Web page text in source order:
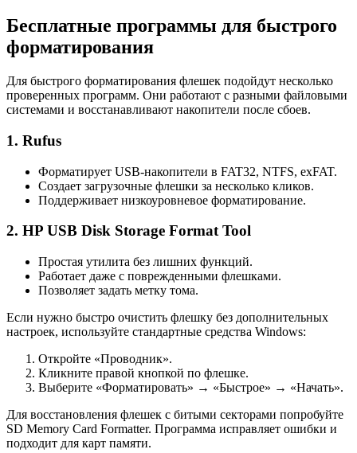
Бесплатные программы для быстрого
форматирования
Для быстрого форматирования флешек подойдут несколько
проверенных программ. Они работают с разными файловыми
системами и восстанавливают накопители после сбоев.
1. Rufus
Форматирует USB-накопители в FAT32, NTFS, exFAT.
Создает загрузочные флешки за несколько кликов.
Поддерживает низкоуровневое форматирование.
2. HP USB Disk Storage Format Tool
Простая утилита без лишних функций.
Работает даже с поврежденными флешками.
Позволяет задать метку тома.
Если нужно быстро очистить флешку без дополнительных
настроек, используйте стандартные средства Windows:
Откройте «Проводник».
Кликните правой кнопкой по флешке.
Выберите «Форматировать» → «Быстрое» → «Начать».
Для восстановления флешек с битыми секторами попробуйте
SD Memory Card Formatter. Программа исправляет ошибки и
подходит для карт памяти.